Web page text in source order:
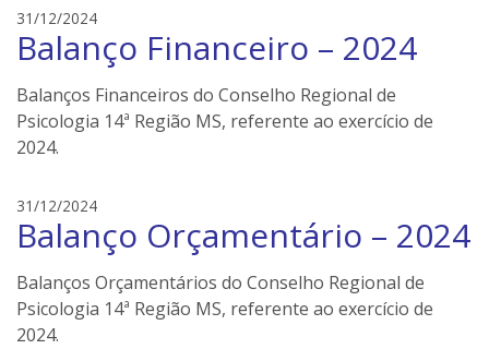
31/12/2024e
d
s
o
n
e
r
Balanço Financeiro – 2024
Balanços Financeiros do Conselho Regional de
Psicologia 14ª Região MS, referente ao exercício de
2024.
31/12/2024e
d
s
o
n
Balanço Orçamentário – 2024
Balanços Orçamentários do Conselho Regional de
Psicologia 14ª Região MS, referente ao exercício de
2024.